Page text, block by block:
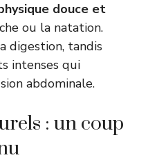
douce et
ou la natation.
digestion, tandis
intenses qui
abdominale.
: un coup